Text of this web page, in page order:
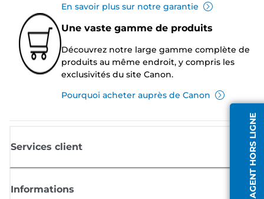
AGENT HORS LIGNE
En savoir plus sur notre garantie
Une vaste gamme de produits
Découvrez notre large gamme complète de
produits au même endroit, y compris les
exclusivités du site Canon.
Pourquoi acheter auprès de Canon
Services client
Informations